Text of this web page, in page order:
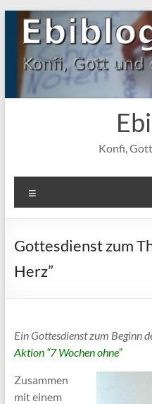
Zum
Inhalt
springen
Konfi,
Gottesdienst zum
Herz”
Ein Gottesdienst zum Beginn
Aktion “7 Wochen ohne”
Zusammen
mit einem